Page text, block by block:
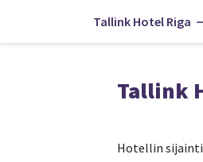
Tallink Hotel Riga
Tallink
Hotellin